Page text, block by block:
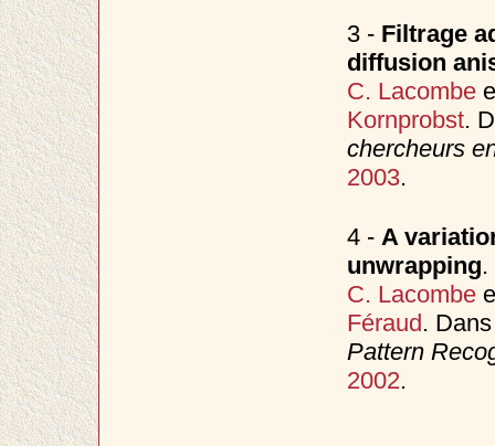
3 - Filtrage
diffusion
C. Lacombe
Kornprobst.
chercheurs
2003.
4 - A
unwrapping.
C. Lacombe
Féraud.
Pattern
2002.